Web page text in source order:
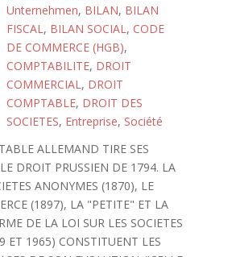
Unternehmen, BILAN, BILAN
FISCAL, BILAN SOCIAL, CODE
DE COMMERCE (HGB),
COMPTABILITE, DROIT
COMMERCIAL, DROIT
COMPTABLE, DROIT DES
SOCIETES, Entreprise, Société
ALLEMAND TIRE SES
DROIT PRUSSIEN DE 1794. LA
ANONYMES (1870), LE
(1897), LA "PETITE" ET LA
DE LA LOI SUR LES SOCIETES
ET 1965) CONSTITUENT LES